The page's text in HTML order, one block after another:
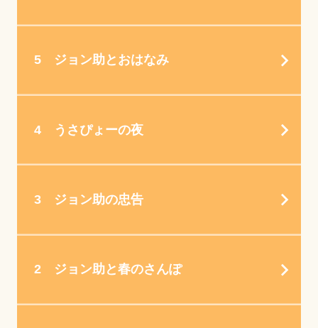
5 ジョン助とおはなみ
4 うさぴょーの夜
3 ジョン助の忠告
2 ジョン助と春のさんぽ